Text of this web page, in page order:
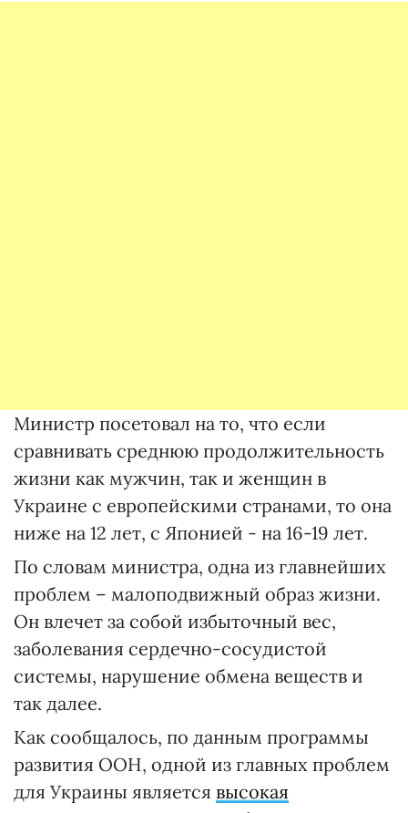
Министр посетовал на то, что если
сравнивать среднюю продолжительность
жизни как мужчин, так и женщин в
Украине с европейскими странами, то она
ниже на 12 лет, с Японией - на 16-19 лет.
По словам министра, одна из главнейших
проблем – малоподвижный образ жизни.
Он влечет за собой избыточный вес,
заболевания сердечно-сосудистой
системы, нарушение обмена веществ и
так далее.
Как сообщалось, по данным программы
развития ООН, одной из главных проблем
для Украины является высокая